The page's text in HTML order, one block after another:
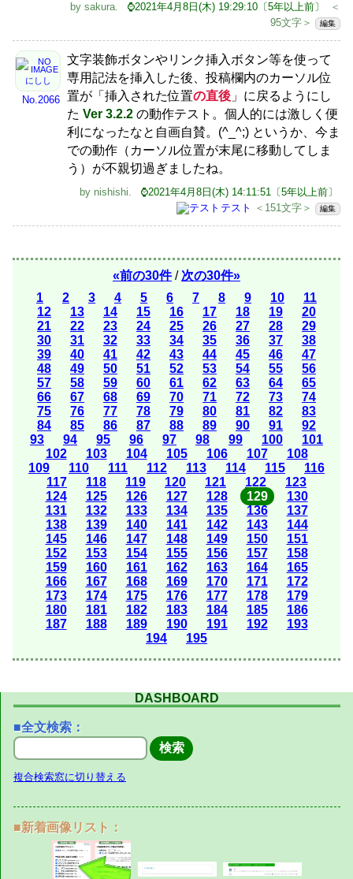
by sakura. ⌚2021年4月8日(木) 19:29:10〔5年以上前〕
＜
95文字＞
編集
にしし
No.2066
文字装飾ボタンやリンク挿入ボタン等を使って
専用記法を挿入した後、投稿欄内のカーソル位
置が「挿入された位置の直後」に戻るようにし
た Ver 3.2.2の動作テスト。個人的には激しく便
利になったなと自画自賛。(^_^;) というか、今ま
での動作（カーソル位置が末尾に移動してしま
う）が不親切過ぎましたね。
by nishishi.
⌚2021年4月8日(木) 14:11:51〔5年以上前〕
テスト
＜151文字＞ 編集
«前の30件 / 次の30件»
1
2 3 4 5 6 7 8 9 10
11
12
13 14 15 16 17 18 19
20
21
22 23 24 25 26 27 28
29
30
31 32 33 34 35 36 37
38
39
40 41 42 43 44 45 46
47
48
49 50 51 52 53 54 55
56
57
58 59 60 61 62 63 64
65
66
67 68 69 70 71 72 73
74
75
76 77 78 79 80 81 82
83
84
85 86 87 88 89 90 91
92
93
94 95 96 97 98 99 100
101
102
103 104 105 106 107
108
109
110 111 112 113 114 115
116
117
118 119 120 121 122
123
124
125 126 127 128 129
130
131
132 133 134 135 136
137
138
139 140 141 142 143
144
145
146 147 148 149 150
151
152
153 154 155 156 157
158
159
160 161 162 163 164
165
166
167 168 169 170 171
172
173
174 175 176 177 178
179
180
181 182 183 184 185
186
187
188 189 190 191 192
193
194
195
DASHBOARD
■全文検索：
複合検索窓に切り替える
■新着画像リスト：